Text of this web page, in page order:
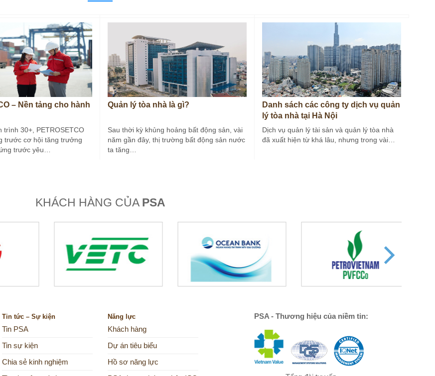
– Nền tảng cho hành
trình 30+, PETROSETCO
trước cơ hội tăng trưởng
trước yêu…
Quản lý tòa nhà là gì?
Sau thời kỳ khủng hoảng bất động sản, vài
năm gần đây, thị trường bất động sản nước
ta tăng…
Danh sách các công ty dịch vụ quản
lý tòa nhà tại Hà Nội
Dịch vụ quản lý tài sản và quản lý tòa nhà
đã xuất hiện từ khá lâu, nhưng trong vài…
KHÁCH HÀNG CỦA PSA
Tin tức – Sự kiện
Tin PSA
Tin sự kiện
Chia sẻ kinh nghiệm
Năng lực
Khách hàng
Dự án tiêu biểu
Hồ sơ năng lực
PSA - Thương hiệu của niềm tin: